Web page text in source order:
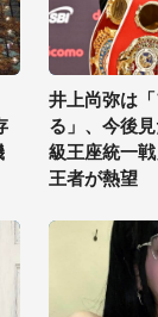
井上尚弥は
る」、今後
級王座統一
王者が熱望